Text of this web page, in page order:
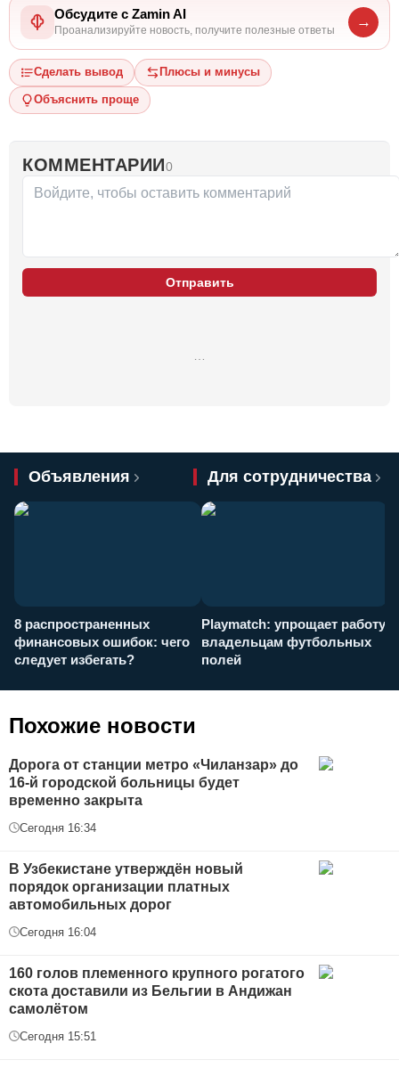
Обсудите с Zamin AI
Проанализируйте новость, получите полезные ответы
→
Сделать вывод Плюсы и минусы
Объяснить проще
КОММЕНТАРИИ0
Отправить
Объявления Для сотрудничества
8 распространенных
финансовых ошибок: чего
следует избегать?
Playmatch: упрощает работу
владельцам футбольных
полей
Похожие новости
Дорога от станции метро «Чиланзар» до
16-й городской больницы будет
временно закрыта
Сегодня 16:34
В Узбекистане утверждён новый
порядок организации платных
автомобильных дорог
Сегодня 16:04
160 голов племенного крупного рогатого
скота доставили из Бельгии в Андижан
самолётом
Сегодня 15:51